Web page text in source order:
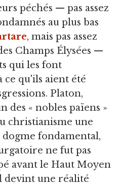
péchés — pas assez
au plus bas
, mais pas assez
Champs Élysées —
qui les font
qu'ils aient été
Platon,
des « nobles païens »
christianisme une
fondamental,
ne fut pas
avant le Haut Moyen
devint une réalité